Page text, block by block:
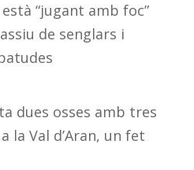
“jugant amb foc”
de senglars i
dues osses amb tres
la Val d’Aran, un fet